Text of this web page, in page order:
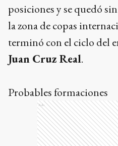
posiciones y se quedó
la zona de copas
terminó con el ciclo del
Juan Cruz Real.
Probables formaciones
Ads